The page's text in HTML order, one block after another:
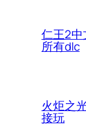
仁王2中
所有dlc
火炬之
接玩